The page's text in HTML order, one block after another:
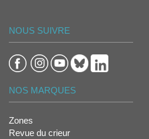
NOUS SUIVRE
NOS MARQUES
Zones
Revue du crieur